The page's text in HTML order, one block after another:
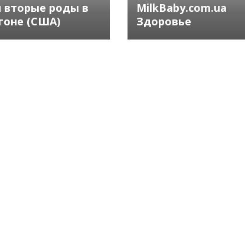
вторые роды в
(США)
MilkBaby.com.ua
Здоровье